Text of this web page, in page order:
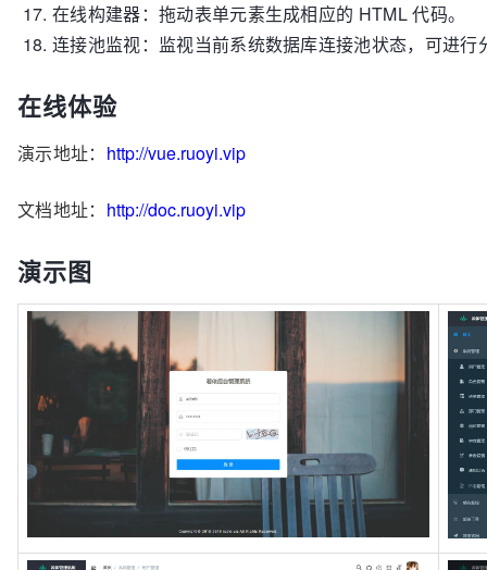
在线构建器：拖动表单元素生成相应的 HTML 代码。
连接池监视：监视当前系统数据库连接池状态，可进
在线体验
演示地址： http://vue.ruoyi.vip
文档地址： http://doc.ruoyi.vip
演示图